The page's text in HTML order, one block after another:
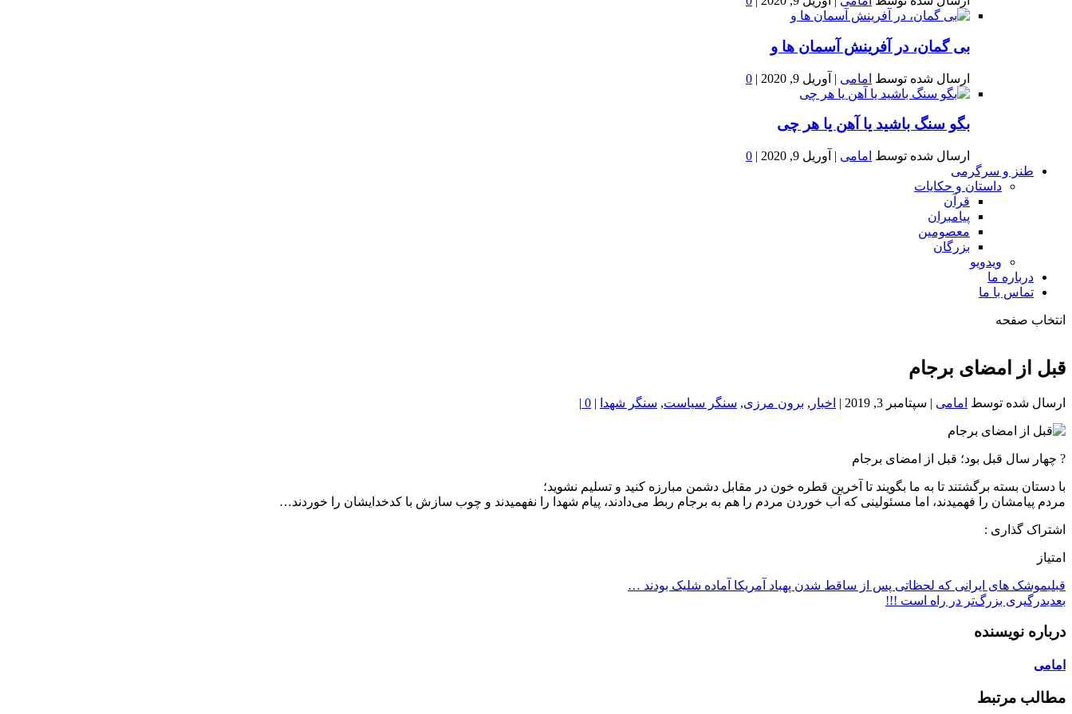
بى گمان، در آفرينش آسمان ها و
ارسال شده توسط امامی | آوریل 9, 2020 |
0
بگو سنگ باشید یا آهن یا هر چی
ارسال شده توسط امامی | آوریل 9, 2020 |
0
طنز و سرگرمی
داستان و حکایات
قرآن
پیامبران
معصومین
بزرگان
ویدویو
درباره ما
تماس با ما
انتخاب صفحه
خون
شمال
قبل از امضای برجام
ارسال شده توسط امامی | سپتامبر 3, 2019 | اخبار , برون مرزی, سنگر سیاست, سنگر شهدا |
0
|
? چهار سال قبل بود؛ قبل از امضای برجام
با دستان بسته برگشتند تا به ما بگویند تا آخرین قطره خون در مقابل دشمن مبارزه کنید و تسلیم نشوید؛
مردم پیامشان را فهمیدند، اما مسئولینی که آب خوردن مردم را هم به برجام ربط می‌دادند، پیام شهدا را نفهمیدند و چوب سازش با کدخدایشان را خوردند…
اشتراک گذاری :
امتیاز
قبلیموشک های ایرانی که لحظاتی پس از ساقط شدن پهباد آمریکا آماده شلیک بودند …
بعدیدرگیری بزرگ‌تر در راه است !!!
درباره نویسنده
امامی
مطالب مرتبط